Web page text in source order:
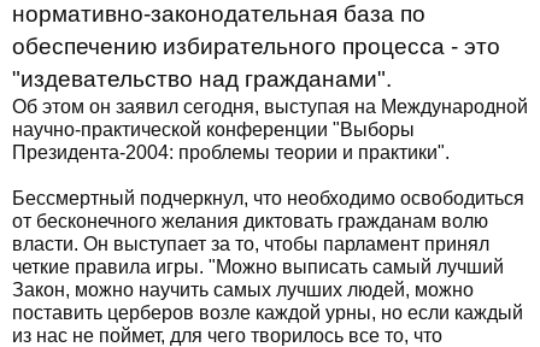
нормативно-законодательная база по
обеспечению избирательного процесса - это
"издевательство над гражданами".
Об этом он заявил сегодня, выступая на Международной
научно-практической конференции "Выборы
Президента-2004: проблемы теории и практики".
Бессмертный подчеркнул, что необходимо освободиться
от бесконечного желания диктовать гражданам волю
власти. Он выступает за то, чтобы парламент принял
четкие правила игры. "Можно выписать самый лучший
Закон, можно научить самых лучших людей, можно
поставить церберов возле каждой урны, но если каждый
из нас не поймет, для чего творилось все то, что